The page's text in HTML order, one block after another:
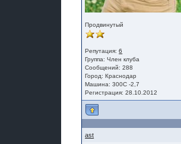
Продвинутый
Репутация:6
Группа:Член клуба
Сообщений: 288
Город: Краснодар
Машина: 300С -2,7
Регистрация: 28.10.2012
ast